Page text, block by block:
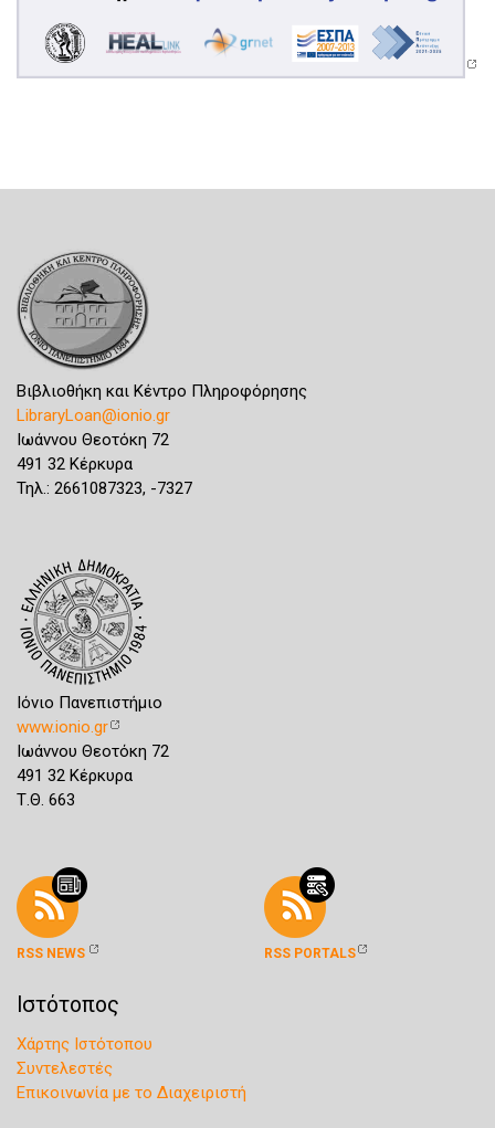
Βιβλιοθήκη και Κέντρο Πληροφόρησης
LibraryLoan@ionio.gr
Ιωάννου Θεοτόκη 72
491 32 Κέρκυρα
Τηλ.: 2661087323, -7327
Ιόνιο Πανεπιστήμιο
www.ionio.gr
Ιωάννου Θεοτόκη 72
491 32 Κέρκυρα
Τ.Θ. 663
RSS NEWS RSS PORTALS
Ιστότοπος
Χάρτης Ιστότοπου
Συντελεστές
Επικοινωνία με το Διαχειριστή